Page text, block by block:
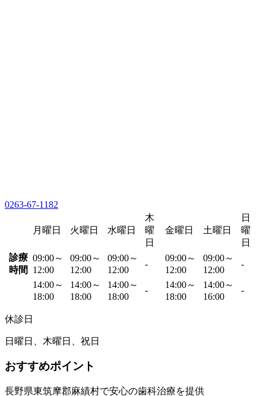
0263-67-1182
月曜日 火曜日 水曜日
木
曜
日
金曜日 土曜日
日
曜
日
診療
時間
09:00～
12:00
09:00～
12:00
09:00～
12:00
-
09:00～
12:00
09:00～
12:00
-
14:00～
18:00
14:00～
18:00
14:00～
18:00
-
14:00～
18:00
14:00～
16:00
-
休診日
日曜日、木曜日、祝日
おすすめポイント
長野県東筑摩郡麻績村で安心の歯科治療を提供